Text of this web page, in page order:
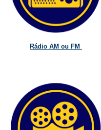
Rádio AM ou FM